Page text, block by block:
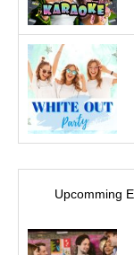
Upcomming